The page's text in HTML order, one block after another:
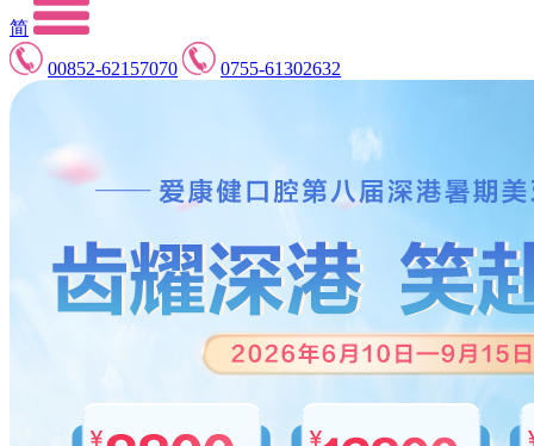
简
00852-62157070
0755-61302632